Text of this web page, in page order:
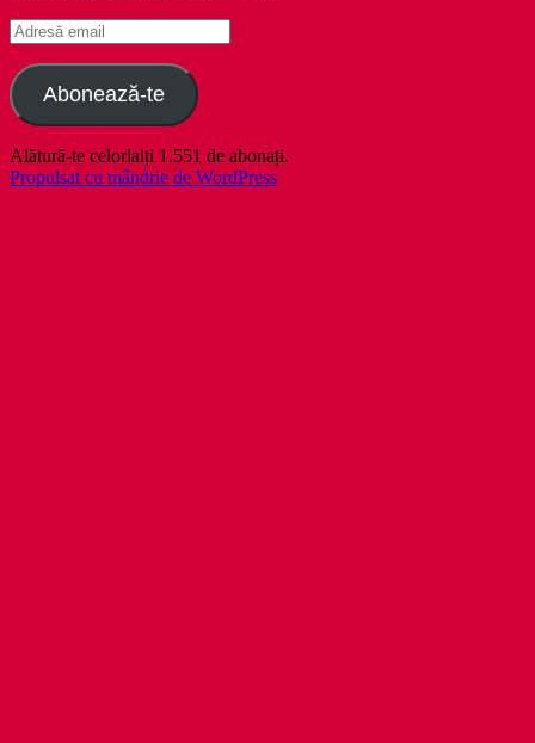
Adresă
email
Abonează-te
Alătură-te celorlalți 1.551 de abonați.
Propulsat cu mândrie de WordPress